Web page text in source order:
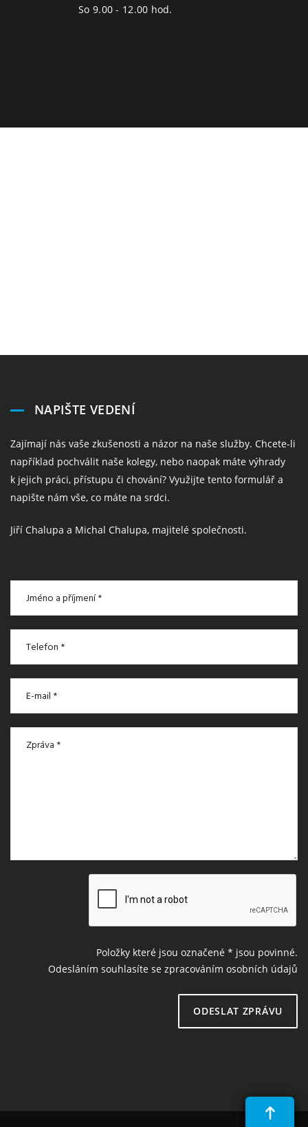
So 9.00 - 12.00 hod.
NAPIŠTE VEDENÍ
Zajímají nás vaše zkušenosti a názor na naše služby. Chcete-li
například pochválit naše kolegy, nebo naopak máte výhrady
k jejich práci, přístupu či chování? Využijte tento formulář a
napište nám vše, co máte na srdci.
Jiří Chalupa a Michal Chalupa, majitelé společnosti.
Položky které jsou označené * jsou povinné.
Odesláním souhlasíte se zpracováním osobních údajů
ODESLAT ZPRÁVU